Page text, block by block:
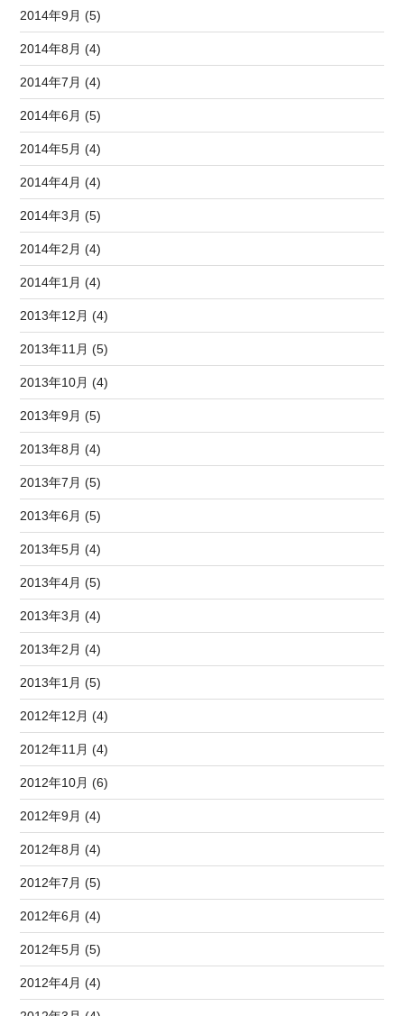
2014年9月 (5)
2014年8月 (4)
2014年7月 (4)
2014年6月 (5)
2014年5月 (4)
2014年4月 (4)
2014年3月 (5)
2014年2月 (4)
2014年1月 (4)
2013年12月 (4)
2013年11月 (5)
2013年10月 (4)
2013年9月 (5)
2013年8月 (4)
2013年7月 (5)
2013年6月 (5)
2013年5月 (4)
2013年4月 (5)
2013年3月 (4)
2013年2月 (4)
2013年1月 (5)
2012年12月 (4)
2012年11月 (4)
2012年10月 (6)
2012年9月 (4)
2012年8月 (4)
2012年7月 (5)
2012年6月 (4)
2012年5月 (5)
2012年4月 (4)